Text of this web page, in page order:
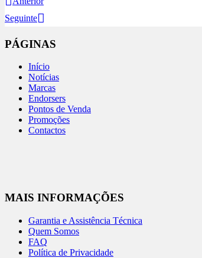
Seguinte
PÁGINAS
Início
Notícias
Marcas
Endorsers
Pontos de Venda
Promoções
Contactos
MAIS INFORMAÇÕES
Garantia e Assistência Técnica
Quem Somos
FAQ
Política de Privacidade